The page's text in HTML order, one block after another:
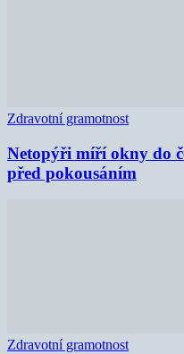
Zdravotní gramotnost
Netopýři míří okny do
před pokousáním
Zdravotní gramotnost